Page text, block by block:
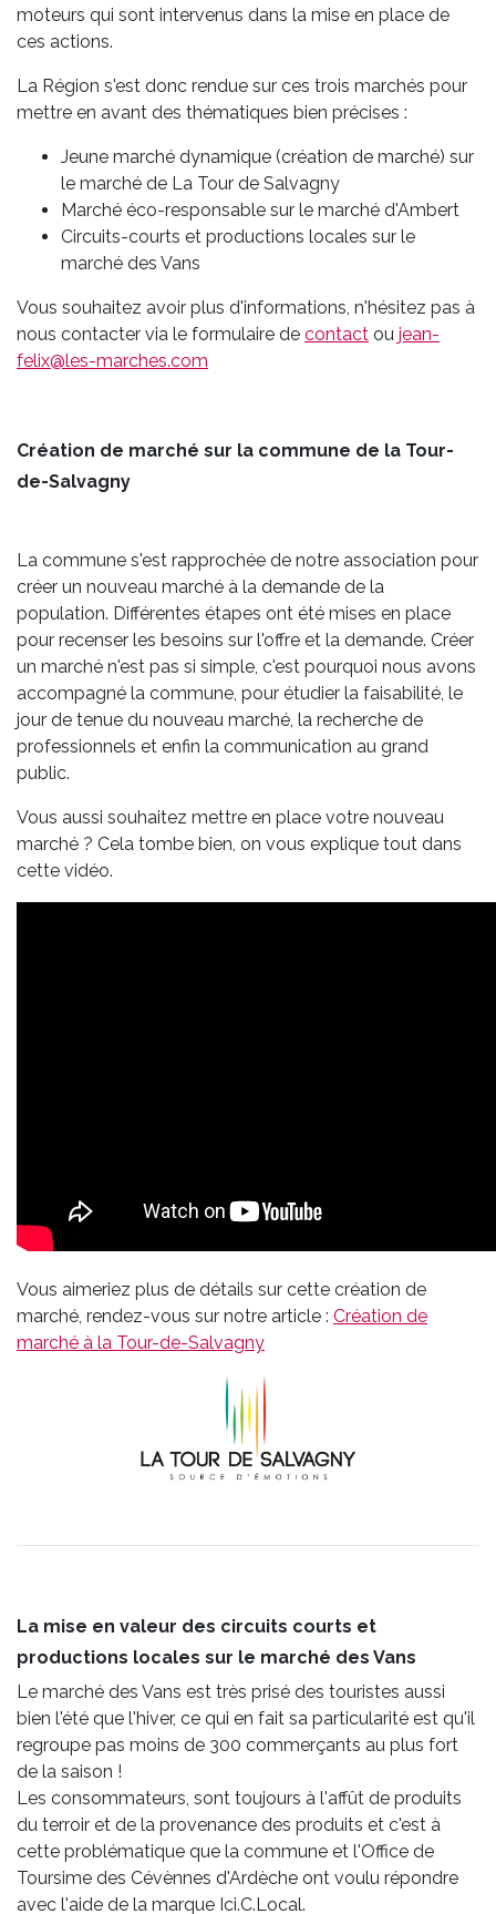
moteurs qui sont intervenus dans la mise en place de
ces actions.
La Région s'est donc rendue sur ces trois marchés pour
mettre en avant des thématiques bien précises :
Jeune marché dynamique (création de marché) sur
le marché de La Tour de Salvagny
Marché éco-responsable sur le marché d'Ambert
Circuits-courts et productions locales sur le
marché des Vans
Vous souhaitez avoir plus d'informations, n'hésitez pas à
nous contacter via le formulaire de contact ou jean-
felix@les-marches.com
Création de marché sur la commune de la Tour-
de-Salvagny
La commune s'est rapprochée de notre association pour
créer un nouveau marché à la demande de la
population. Différentes étapes ont été mises en place
pour recenser les besoins sur l'offre et la demande. Créer
un marché n'est pas si simple, c'est pourquoi nous avons
accompagné la commune, pour étudier la faisabilité, le
jour de tenue du nouveau marché, la recherche de
professionnels et enfin la communication au grand
public.
Vous aussi souhaitez mettre en place votre nouveau
marché ? Cela tombe bien, on vous explique tout dans
cette vidéo.
Vous aimeriez plus de détails sur cette création de
marché, rendez-vous sur notre article : Création de
marché à la Tour-de-Salvagny
La mise en valeur des circuits courts et
productions locales sur le marché des Vans
Le marché des Vans est très prisé des touristes aussi
bien l'été que l'hiver, ce qui en fait sa particularité est qu'il
regroupe pas moins de 300 commerçants au plus fort
de la saison !
Les consommateurs, sont toujours à l'affût de produits
du terroir et de la provenance des produits et c'est à
cette problématique que la commune et l'Office de
Toursime des Cévènnes d'Ardèche ont voulu répondre
avec l'aide de la marque Ici.C.Local.